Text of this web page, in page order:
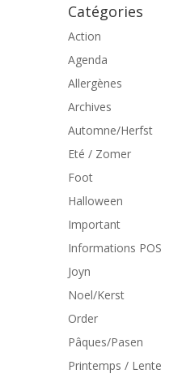
Catégories
Action
Agenda
Allergènes
Archives
Automne/Herfst
Eté / Zomer
Foot
Halloween
Important
Informations POS
Joyn
Noel/Kerst
Order
Pâques/Pasen
Printemps / Lente